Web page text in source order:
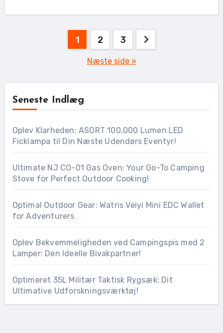
Indlægsinddeling
1 2 3
Næste side »
Seneste Indlæg
Oplev Klarheden: ASORT 100,000 Lumen LED
Ficklampa til Din Næste Udendørs Eventyr!
Ultimate NJ CO-01 Gas Oven: Your Go-To Camping
Stove for Perfect Outdoor Cooking!
Optimal Outdoor Gear: Watris Veiyi Mini EDC Wallet
for Adventurers
Oplev Bekvemmeligheden ved Campingspis med 2
Lamper: Den Ideelle Bivakpartner!
Optimeret 35L Militær Taktisk Rygsæk: Dit
Ultimative Udforskningsværktøj!